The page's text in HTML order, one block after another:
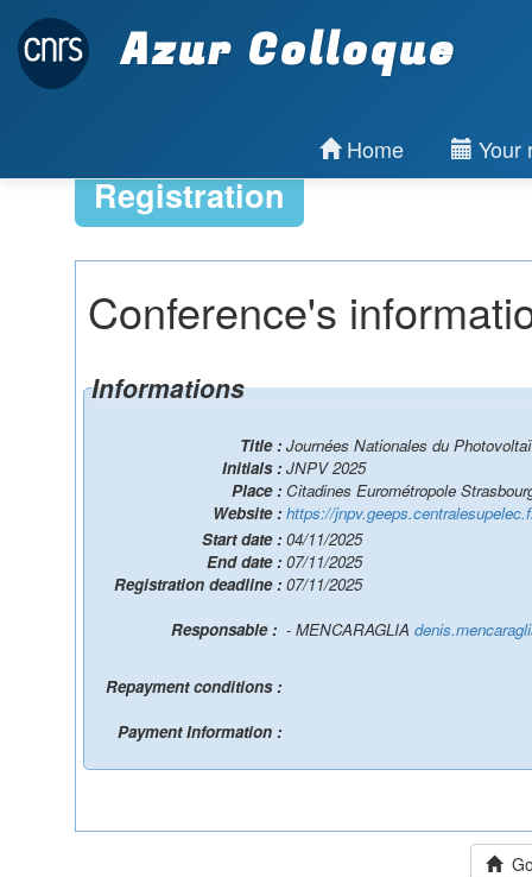
Azur Colloque
Home Your
Registration
Conference's
Informations
Title : Journées Nationales du
Initials : JNPV 2025
Place : Citadines Eurométropole
Website : https://
Start date : 04/11/2025
End date : 07/11/2025
Registration deadline : 07/11/2025
- MENCARAGLIA
Repayment conditions :
Payment Information :
Go